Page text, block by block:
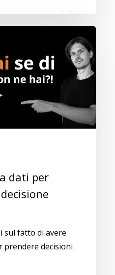
dati per
sul fatto di avere
prendere decisioni